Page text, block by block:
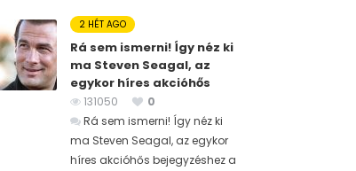
2 HÉT AGO
Rá sem ismerni! Így néz ki
ma Steven Seagal, az
egykor híres akcióhős
131050
0
Rá sem ismerni! Így néz ki
ma Steven Seagal, az egykor
híres akcióhős bejegyzéshez a